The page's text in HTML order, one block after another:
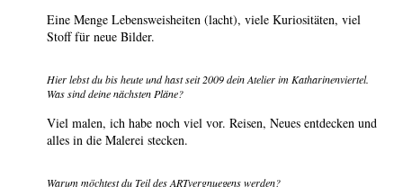
Eine Menge Lebensweisheiten (lacht), viele Kuriositäten, viel
Stoff für neue Bilder.
Hier lebst du bis heute und hast seit 2009 dein Atelier im Katharinenviertel.
Was sind deine nächsten Pläne?
Viel malen, ich habe noch viel vor. Reisen, Neues entdecken und
alles in die Malerei stecken.
Warum möchtest du Teil des ARTvergnuegens werden?